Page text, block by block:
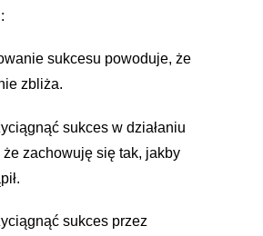
sukcesu powoduje, że
zbliża.
sukces w działaniu
zachowuję się tak, jakby
sukces przez